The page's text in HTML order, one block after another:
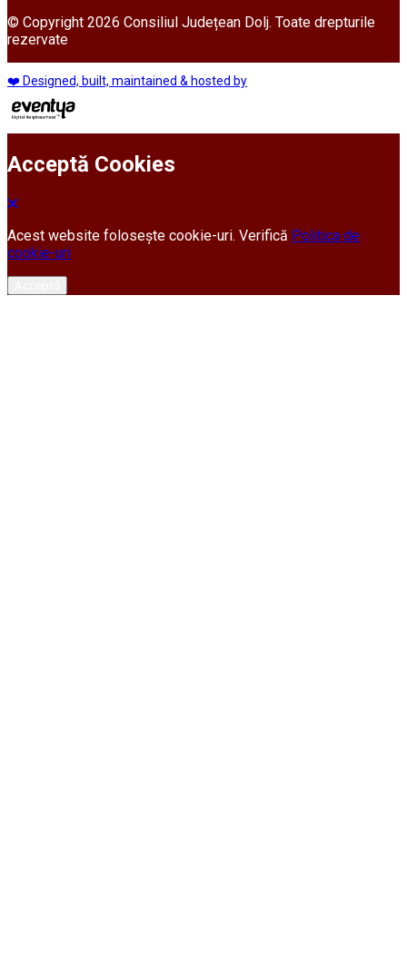
© Copyright 2026 Consiliul Județean Dolj. Toate drepturile
rezervate
❤️ Designed, built, maintained & hosted by
Acceptă Cookies
Acest website folosește cookie-uri. Verifică Politica de
cookie-uri